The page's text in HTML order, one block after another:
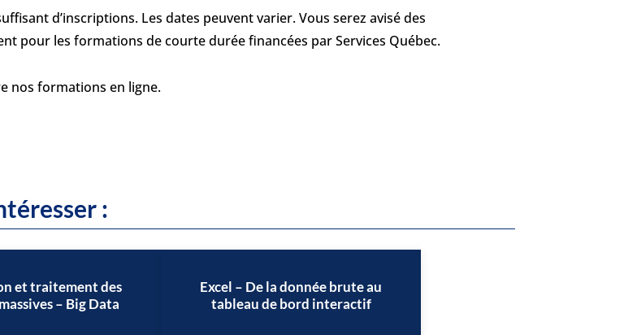
d’inscriptions. Les dates peuvent varier. Vous serez avisé des
pour les formations de courte durée financées par Services Québec.
nos formations en ligne.
:
et traitement des
– Big Data
Excel – De la donnée brute au
tableau de bord interactif